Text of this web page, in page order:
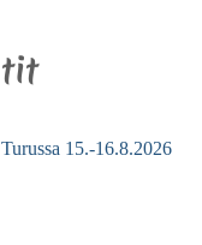
15.-16.8.2026